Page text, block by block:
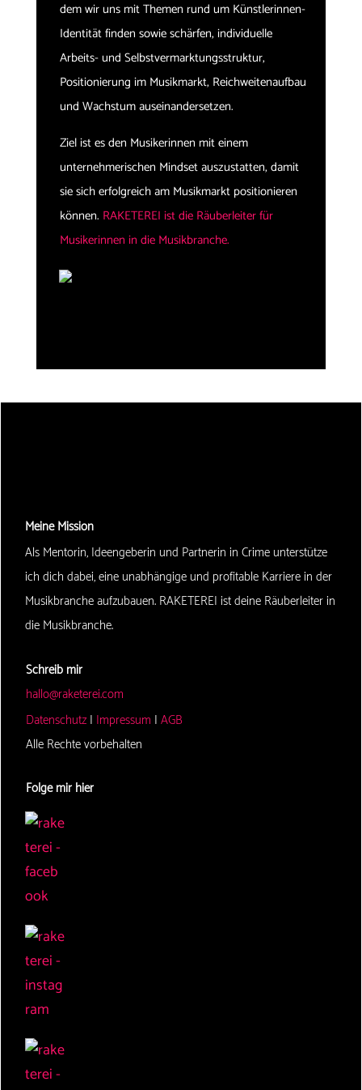
dem wir uns mit Themen rund um Künstlerinnen-
Identität finden sowie schärfen, individuelle
Arbeits- und Selbstvermarktungsstruktur,
Positionierung im Musikmarkt, Reichweitenaufbau
und Wachstum auseinandersetzen.
Ziel ist es den Musikerinnen mit einem
unternehmerischen Mindset auszustatten, damit
sie sich erfolgreich am Musikmarkt positionieren
können. RAKETEREI ist die Räuberleiter für
Musikerinnen in die Musikbranche.
Meine Mission
Als Mentorin, Ideengeberin und Partnerin in Crime unterstütze
ich dich dabei, eine unabhängige und profitable Karriere in der
Musikbranche aufzubauen. RAKETEREI ist deine Räuberleiter in
die Musikbranche.
Schreib mir
hallo@raketerei.com
Datenschutz | Impressum | AGB
Alle Rechte vorbehalten
Folge mir hier